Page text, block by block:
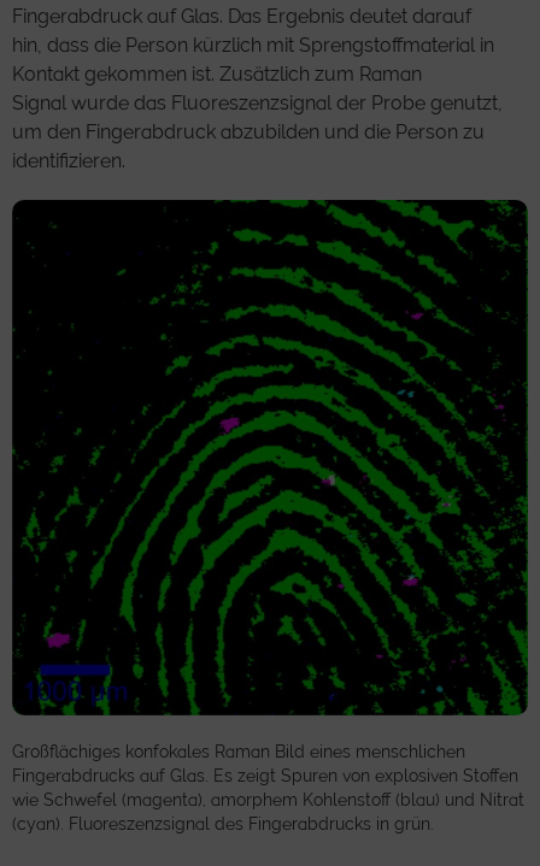
Fingerabdruck auf Glas. Das Ergebnis deutet darauf
hin, dass die Person kürzlich mit Sprengstoffmaterial in
Kontakt gekommen ist. Zusätzlich zum Raman
Signal wurde das Fluoreszenzsignal der Probe genutzt,
um den Fingerabdruck abzubilden und die Person zu
identifizieren.
Großflächiges konfokales Raman Bild eines menschlichen
Fingerabdrucks auf Glas. Es zeigt Spuren von explosiven Stoffen
wie Schwefel (magenta), amorphem Kohlenstoff (blau) und Nitrat
(cyan). Fluoreszenzsignal des Fingerabdrucks in grün.